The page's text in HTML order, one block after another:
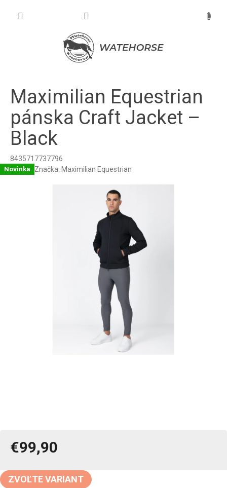
Maximilian Equestrian
pánska Craft Jacket –
Black
8435717737796
Novinka Značka: Maximilian Equestrian
€99,90
cena:
ZVOĽTE VARIANT